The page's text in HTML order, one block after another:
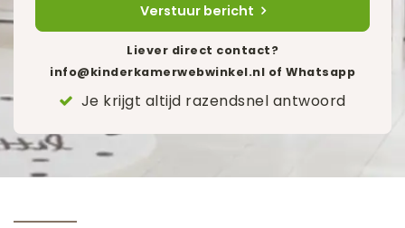
Verstuur bericht
Liever direct contact?
info@kinderkamerwebwinkel.nl of Whatsapp
Je krijgt altijd razendsnel antwoord